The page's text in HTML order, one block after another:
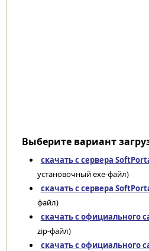
Выберите вариант
скачать с сервера
установочный exe-файл)
скачать с сервера
файл)
скачать с официального
zip-файл)
скачать с официального